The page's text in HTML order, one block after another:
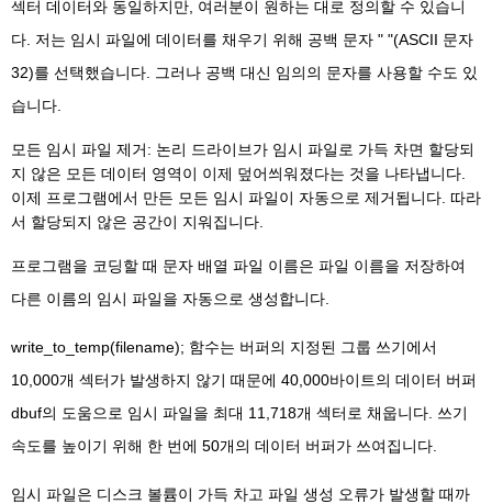
섹터 데이터와 동일하지만, 여러분이 원하는 대로 정의할 수 있습니
다. 저는 임시 파일에 데이터를 채우기 위해 공백 문자 " "(ASCII 문자
32)를 선택했습니다. 그러나 공백 대신 임의의 문자를 사용할 수도 있
습니다.
모든 임시 파일 제거: 논리 드라이브가 임시 파일로 가득 차면 할당되
지 않은 모든 데이터 영역이 이제 덮어씌워졌다는 것을 나타냅니다.
이제 프로그램에서 만든 모든 임시 파일이 자동으로 제거됩니다. 따라
서 할당되지 않은 공간이 지워집니다.
프로그램을 코딩할 때 문자 배열 파일 이름은 파일 이름을 저장하여
다른 이름의 임시 파일을 자동으로 생성합니다.
write_to_temp(filename); 함수는 버퍼의 지정된 그룹 쓰기에서
10,000개 섹터가 발생하지 않기 때문에 40,000바이트의 데이터 버퍼
dbuf의 도움으로 임시 파일을 최대 11,718개 섹터로 채웁니다. 쓰기
속도를 높이기 위해 한 번에 50개의 데이터 버퍼가 쓰여집니다.
임시 파일은 디스크 볼륨이 가득 차고 파일 생성 오류가 발생할 때까